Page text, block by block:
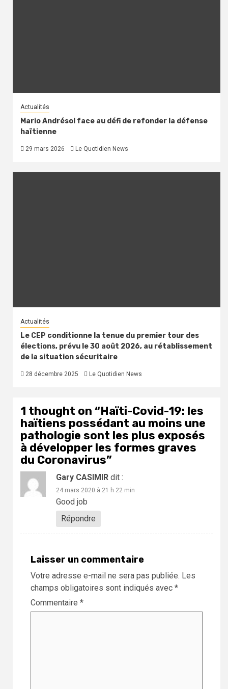
Actualités
Mario Andrésol face au défi de refonder la défense
haïtienne
29 mars 2026 Le Quotidien News
Actualités
Le CEP conditionne la tenue du premier tour des
élections, prévu le 30 août 2026, au rétablissement
de la situation sécuritaire
28 décembre 2025 Le Quotidien News
1 thought on “Haïti-Covid-19: les
haïtiens possédant au moins une
pathologie sont les plus exposés
à développer les formes graves
du Coronavirus”
Gary CASIMIR dit :
24 mars 2020 à 21 h 22 min
Good job
Répondre
Laisser un commentaire
Votre adresse e-mail ne sera pas publiée. Les
champs obligatoires sont indiqués avec *
Commentaire *